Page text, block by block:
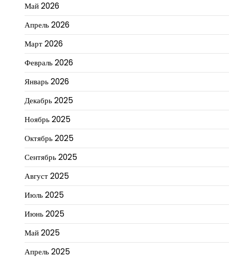
Май 2026
Апрель 2026
Март 2026
Февраль 2026
Январь 2026
Декабрь 2025
Ноябрь 2025
Октябрь 2025
Сентябрь 2025
Август 2025
Июль 2025
Июнь 2025
Май 2025
Апрель 2025